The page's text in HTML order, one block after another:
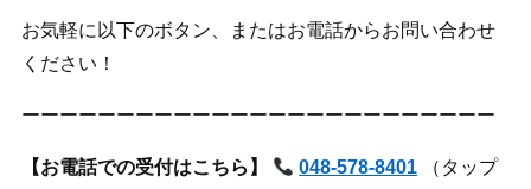
お気軽に以下のボタン、またはお電話からお問い合わせ
ください！
ーーーーーーーーーーーーーーーーーーーーーーーーー
【お電話での受付はこちら】 048-578-8401 （タップ